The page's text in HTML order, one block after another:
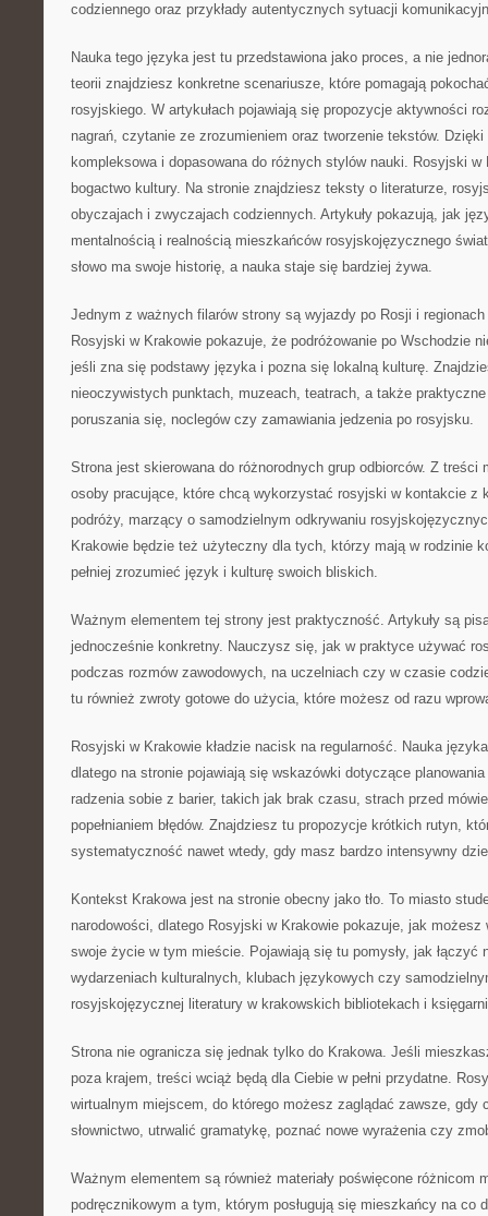
codziennego oraz przykłady autentycznych sytuacji
Nauka tego języka jest tu przedstawiona jako proces, a nie
teorii znajdziesz konkretne scenariusze, które pomagają
rosyjskiego. W artykułach pojawiają się propozycje aktywności
nagrań, czytanie ze zrozumieniem oraz tworzenie tekstów.
kompleksowa i dopasowana do różnych stylów nauki. Rosyjski w
bogactwo kultury. Na stronie znajdziesz teksty o literaturze,
obyczajach i zwyczajach codziennych. Artykuły pokazują, jak
mentalnością i realnością mieszkańców rosyjskojęzycznego
słowo ma swoje historię, a nauka staje się bardziej żywa.
Jednym z ważnych filarów strony są wyjazdy po Rosji i
Rosyjski w Krakowie pokazuje, że podróżowanie po Wschodzie
jeśli zna się podstawy języka i pozna się lokalną kulturę.
nieoczywistych punktach, muzeach, teatrach, a także
poruszania się, noclegów czy zamawiania jedzenia po rosyjsku.
Strona jest skierowana do różnorodnych grup odbiorców. Z treści
osoby pracujące, które chcą wykorzystać rosyjski w kontakcie z
podróży, marzący o samodzielnym odkrywaniu
Krakowie będzie też użyteczny dla tych, którzy mają w rodzinie
pełniej zrozumieć język i kulturę swoich bliskich.
Ważnym elementem tej strony jest praktyczność. Artykuły są
jednocześnie konkretny. Nauczysz się, jak w praktyce używać
podczas rozmów zawodowych, na uczelniach czy w czasie
tu również zwroty gotowe do użycia, które możesz od razu
Rosyjski w Krakowie kładzie nacisk na regularność. Nauka
dlatego na stronie pojawiają się wskazówki dotyczące
radzenia sobie z barier, takich jak brak czasu, strach przed
popełnianiem błędów. Znajdziesz tu propozycje krótkich rutyn,
systematyczność nawet wtedy, gdy masz bardzo intensywny
Kontekst Krakowa jest na stronie obecny jako tło. To miasto
narodowości, dlatego Rosyjski w Krakowie pokazuje, jak
swoje życie w tym mieście. Pojawiają się tu pomysły, jak łączyć
wydarzeniach kulturalnych, klubach językowych czy
rosyjskojęzycznej literatury w krakowskich bibliotekach i
Strona nie ogranicza się jednak tylko do Krakowa. Jeśli
poza krajem, treści wciąż będą dla Ciebie w pełni przydatne.
wirtualnym miejscem, do którego możesz zaglądać zawsze, gdy
słownictwo, utrwalić gramatykę, poznać nowe wyrażenia czy
Ważnym elementem są również materiały poświęcone różnicom
podręcznikowym a tym, którym posługują się mieszkańcy na co